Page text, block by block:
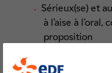
Sérieux(se) et
à l’aise à
proposition
VOTRE MISSION